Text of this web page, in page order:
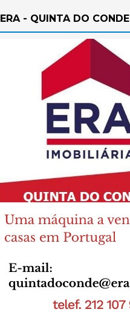
ERA - QUINTA DO CONDE